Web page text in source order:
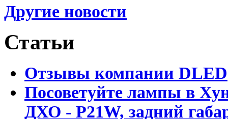
Другие новости
Статьи
Отзывы компании DLED
Посоветуйте лампы в
ДХО - P21W, задний